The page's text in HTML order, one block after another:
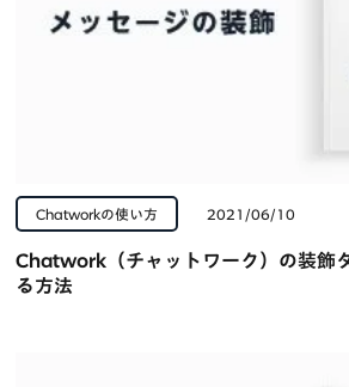
Chatworkの使い方 2021/06/10
Chatwork（チャットワーク）の装飾
る方法